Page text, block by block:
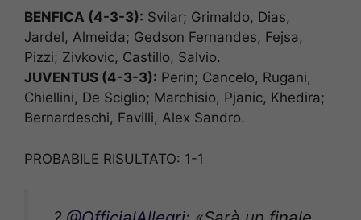
BENFICA (4-3-3): Svilar; Grimaldo, Dias,
Jardel, Almeida; Gedson Fernandes, Fejsa,
Pizzi; Zivkovic, Castillo, Salvio.
JUVENTUS (4-3-3): Perin; Cancelo, Rugani,
Chiellini, De Sciglio; Marchisio, Pjanic, Khedira;
Bernardeschi, Favilli, Alex Sandro.
PROBABILE RISULTATO: 1-1